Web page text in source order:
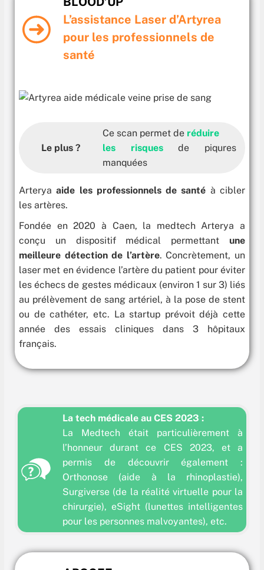
L’assistance Laser d’Artyrea
pour les professionnels de
santé
Le plus ?
Ce scan permet de réduire
les risques
de piqures
manquées
Arteryaaide les professionnels de santé à cibler
les artères.
Fondée en 2020 à Caen, la medtech Arterya a
conçu un dispositif médical permettant une
meilleure détection de l’artère. Concrètement, un
laser met en évidence l’artère du patient pour éviter
les échecs de gestes médicaux (environ 1 sur 3) liés
au prélèvement de sang artériel, à la pose de stent
ou de cathéter, etc. La startup prévoit déjà cette
année des essais cliniques dans 3 hôpitaux
français.
La tech médicale au CES 2023 :
La Medtech était particulièrement à
l’honneur durant ce CES 2023, et a
permis de découvrir également :
Orthonose (aide à la rhinoplastie),
Surgiverse (de la réalité virtuelle pour la
chirurgie), eSight (lunettes intelligentes
pour les personnes malvoyantes), etc.